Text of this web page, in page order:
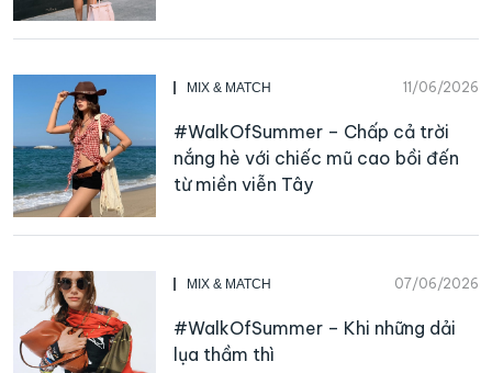
MIX & MATCH 11/06/2026
#WalkOfSummer – Chấp cả trời
nắng hè với chiếc mũ cao bồi đến
từ miền viễn Tây
MIX & MATCH 07/06/2026
#WalkOfSummer – Khi những dải
lụa thầm thì